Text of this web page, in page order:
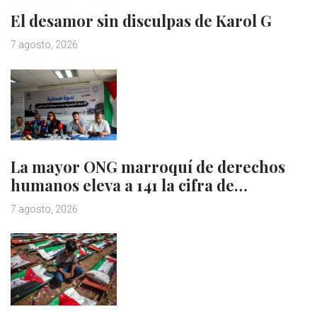
El desamor sin disculpas de Karol G
7 agosto, 2026
La mayor ONG marroquí de derechos
humanos eleva a 141 la cifra de…
7 agosto, 2026